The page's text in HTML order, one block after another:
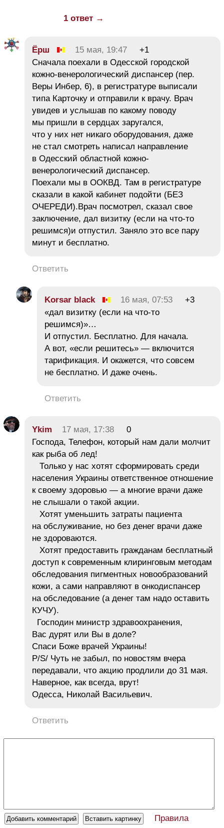
1 ответ →
Ёрш 15 мая, 19:47
+1
Сначала поехали в Одесской городской
кожно-венерологический диспансер (пер.
Веры Инбер, 6), в регистратуре выписали
типа Карточку и отправили к врачу. Врач
увидев и услышав по какому поводу
мы пришли в сердцах заругался,
что у них нет никаго оборудования, даже
не стал смотреть написал направление
в Одесский областной кожно-
венерологический диспансер.
Поехали мы в ООКВД. Там в регистратуре
сказали в какой кабинет подойти (БЕЗ
ОЧЕРЕДИ).Врач посмотрел, сказал свое
заключение, дал визитку (если на что-то
решимся)и отпустил. Заняло это все пару
минут и бесплатно.
Ответить
Korsar black 16 мая, 07:53
+3
«дал визитку (если на что-то
решимся)»…
И отпустил. Бесплатно. Для начала.
А вот, «если решитесь» — включится
тарификация. И окажется, что совсем
не бесплатно. И даже очень.
Ответить
Ykim 17 мая, 17:38
0
Господа, Телефон, который нам дали молчит
как рыба об лед!
Только у нас хотят сформировать среди
населения Украины ответственное отношение
к своему здоровью — а многие врачи даже
не слышали о такой акции.
Хотят уменьшить затраты пациента
на обслуживание, но без денег врачи даже
не здороваются.
Хотят предоставить гражданам бесплатный
доступ к современным клиринговым методам
обследования пигментных новообразований
кожи, а сами направляют в онкодиспансер
на обследование (а денег там надо оставить
КУЧУ).
Господин министр здравоохранения,
Вас дурят или Вы в доле?
Спаси Боже врачей Украины!
P/S/ Чуть не забыл, по новостям вчера
передавали, что акцию продлили до 31 мая.
Наверное, как всегда, врут!
Одесса, Николай Васильевич.
Ответить
Правила